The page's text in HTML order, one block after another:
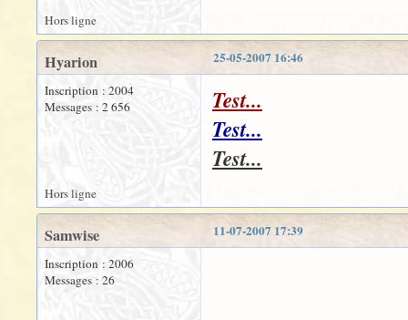
Hors ligne
25-05-2007 16:46
Hyarion
Inscription : 2004
Messages : 2 656
Test...
Test...
Test...
Hors ligne
11-07-2007 17:39
Samwise
Inscription : 2006
Messages : 26